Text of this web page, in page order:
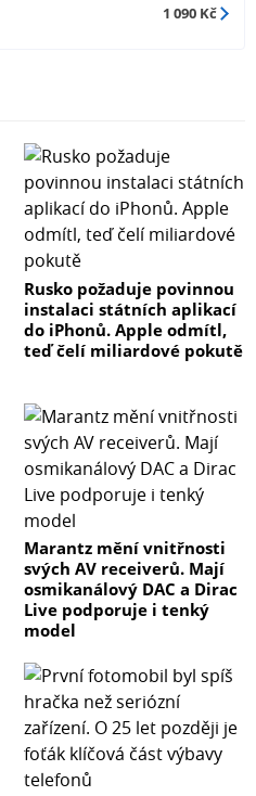
1 090 Kč
Rusko požaduje povinnou
instalaci státních aplikací
do iPhonů. Apple odmítl,
teď čelí miliardové pokutě
Marantz mění vnitřnosti
svých AV receiverů. Mají
osmikanálový DAC a Dirac
Live podporuje i tenký
model